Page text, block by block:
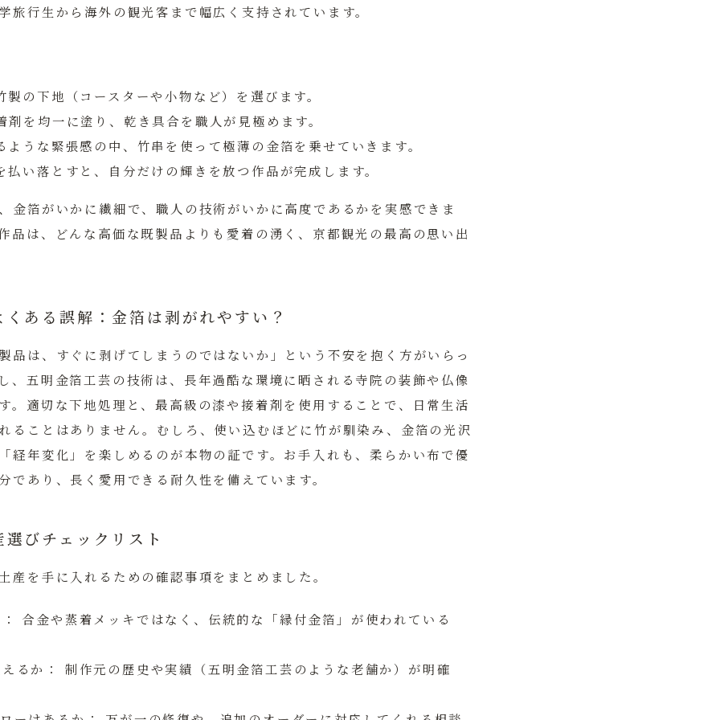
旅行生から海外の観光客まで幅広く支持されています。
の下地（コースターや小物など）を選びます。
を均一に塗り、乾き具合を職人が見極めます。
うな緊張感の中、竹串を使って極薄の金箔を乗せていきます。
い落とすと、自分だけの輝きを放つ作品が完成します。
金箔がいかに繊細で、職人の技術がいかに高度であるかを実感できま
品は、どんな高価な既製品よりも愛着の湧く、京都観光の最高の思い出
ある誤解：金箔は剥がれやすい？
品は、すぐに剥げてしまうのではないか」という不安を抱く方がいらっ
、五明金箔工芸の技術は、長年過酷な環境に晒される寺院の装飾や仏像
。適切な下地処理と、最高級の漆や接着剤を使用することで、日常生活
ることはありません。むしろ、使い込むほどに竹が馴染み、金箔の光沢
経年変化」を楽しめるのが本物の証です。お手入れも、柔らかい布で優
であり、長く愛用できる耐久性を備えています。
びチェックリスト
産を手に入れるための確認事項をまとめました。
合金や蒸着メッキではなく、伝統的な「縁付金箔」が使われている
るか： 制作元の歴史や実績（五明金箔工芸のような老舗か）が明確